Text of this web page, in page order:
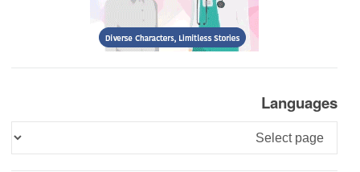
Languages
Languages